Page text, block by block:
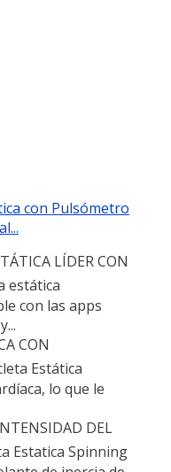
con Pulsómetro
LÍDER CON
estática
con las apps
CON
Estática
lo que le
DEL
Estatica Spinning